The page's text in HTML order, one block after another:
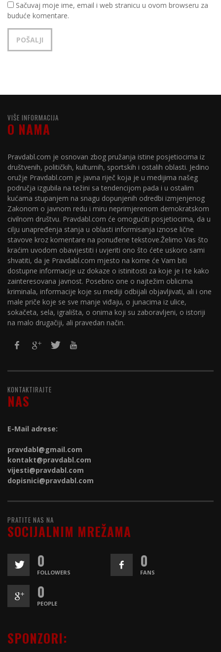
Sačuvaj moje ime, email i web stranicu u ovom browseru za
buduće komentare.
VIŠE INFORMACIJA
O NAMA
Pravdabl.com je osnovan zbog pružanja istine posjetiocima iz
društvenih, političkih, kulturnih, sportskih i ostalih oblasti. Jedino
oružje Pravdabl.com je javna riječ koja je u medijima našeg
područja izgubila na težini sa tendencijom pada i u ostalim
kućama stupanjem na snagu dopunjenih odredbi izmjenjenog
Zakonom o javnom redu i miru neprimjerenom demokratskom
civilnom društvu. Pravdabl.com će omogućiti posjetiocima, da u
cilju unapređenja stanja u oblasti informisanja iznose lične
stavove kroz komentare na ponuđene tekstove.Želimo Vas što
kraćim uvodom obavijestiti i uvjeriti ono što ćete uskoro sami
shvatiti, da je Pravdabl.com mjesto na kome će Vam biti
dostupne informacije uz dokaze o istinitosti za koje je i te kako
zainteresovana javnost. Posebno one o najtežim oblicima
kriminala, informacije koje su mediji odbijali objavljivati, ali i one
male priče koje se sve manje viđaju, o junacima iz ulice,
sokačeta, sela, igrališta, o onima koji su zaboravljeni, o istoriji
na malo drugačiji, ali pravedan način.
KONTAKTIRAJTE
NAS
E-Mail adrese:
pravdabl@gmail.com
kontakt@pravdabl.com
vijesti@pravdabl.com
dopisnici@pravdabl.com
PRATITE NAS NA
SOCIJALNIM MREŽAMA
0
FOLLOWERS
0
FANS
0
PEOPLE
SPONZORI: